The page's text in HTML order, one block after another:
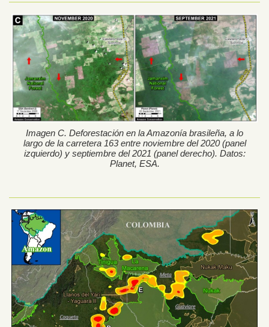
Imagen C. Deforestación en la Amazonía brasileña, a lo
largo de la carretera 163 entre noviembre del 2020 (panel
izquierdo) y septiembre del 2021 (panel derecho). Datos:
Planet, ESA.